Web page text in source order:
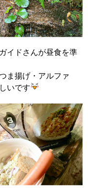
イドさんが昼食を準
ま揚げ・アルファ
いです